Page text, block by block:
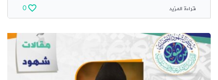
قراءة المزيد 0